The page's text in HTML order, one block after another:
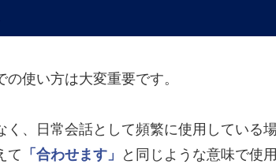
の使い方は大変重要です。
く、日常会話として頻繁に使用している場
て 「合わせます」 と同じような意味で使